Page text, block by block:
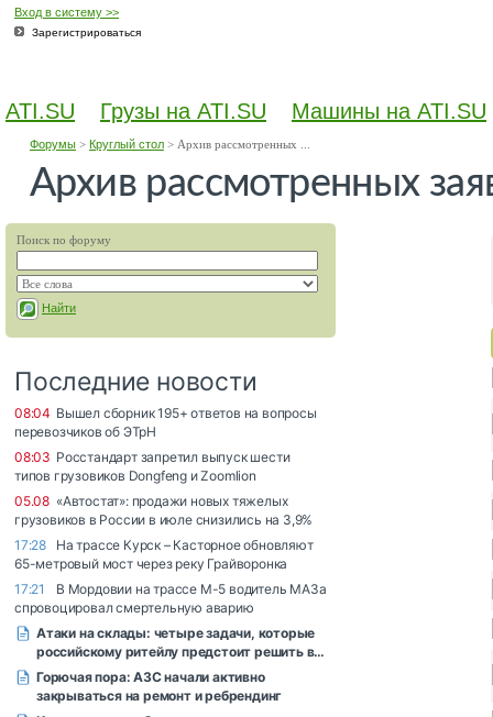
Вход в систему >>
Зарегистрироваться
ATI.SU Грузы на ATI.SU Машины на ATI.SU
Архив рассмотренных
Форумы > Круглый стол > Архив рассмотренных ...
Поиск по форуму
Найти